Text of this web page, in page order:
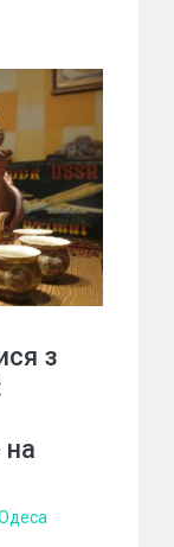
з
на